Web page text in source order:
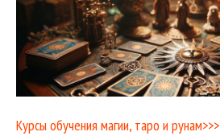
Курсы обучения магии, таро и рунам>>>